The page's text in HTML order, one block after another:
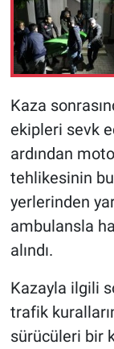
Kaza
ekipleri sevk
ardından
tehlikesinin
yerlerinden
ambulansla
alındı.
Kazayla ilgili
trafik
sürücüleri bir